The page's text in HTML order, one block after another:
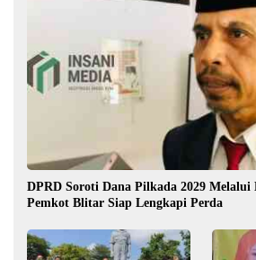
DPRD Soroti Dana Pilkada 2029 Melalui
Pemkot Blitar Siap Lengkapi Perda